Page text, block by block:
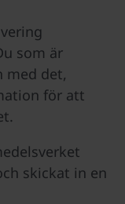
som är
med det,
för att
skickat in en